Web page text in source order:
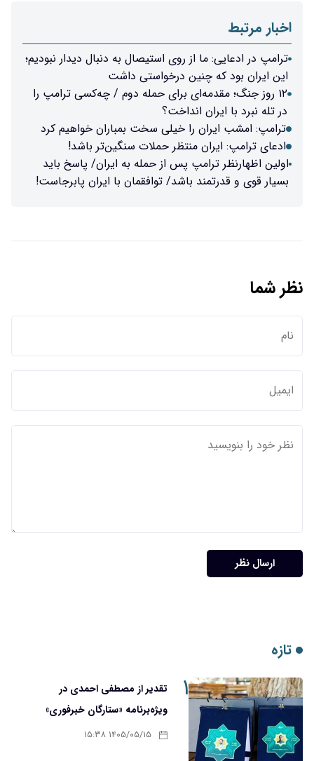
اخبار مرتبط
ترامپ در ادعایی: ما از روی استیصال به دنبال دیدار نبودیم؛
این ایران بود که چنین درخواستی داشت
۱۲ روز جنگ؛ مقدمه‌ای برای حمله دوم / چه‌کسی ترامپ را
در تله نبرد با ایران انداخت؟
ترامپ: امشب ایران را خیلی سخت بمباران خواهیم کرد
ادعای ترامپ: ایران منتظر حملات سنگین‌تر باشد!
اولین اظهارنظر ترامپ پس از حمله به ایران/ پاسخ باید
بسیار قوی و قدرتمند باشد/ توافقمان با ایران پابرجاست!
نظر شما
ارسال نظر
تازه
۱
تقدیر از مصطفی احمدی در
ویژه‌برنامه «ستارگان خبرفوری»
۱۴۰۵/۰۵/۱۵ ۱۵:۳۸